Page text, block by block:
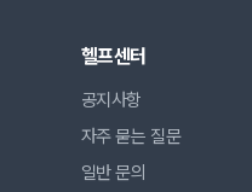
헬프센터
공지사항
자주 묻는 질문
일반 문의